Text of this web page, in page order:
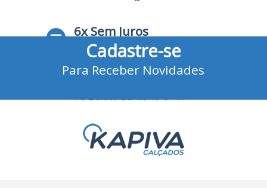
6x Sem Juros
no Cartão de Crédito
no Boleto Bancário e Pix
Cadastre-se
Para Receber Novidades